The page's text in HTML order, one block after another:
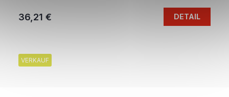
36,21 € DETAIL
VERKAUF